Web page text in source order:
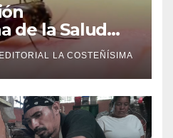
de la Salud
reforzar
el aumento de
EDITORIAL LA COSTEÑÍSIMA